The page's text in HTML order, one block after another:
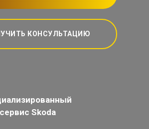
КОНСУЛЬТАЦИЮ
Skoda